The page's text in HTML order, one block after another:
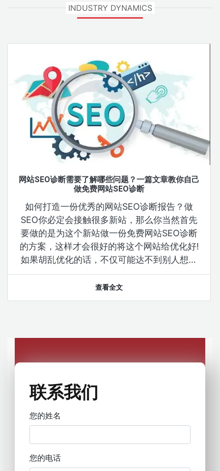
INDUSTRY DYNAMICS
如何做SEO竞争对手分析？竞争对手免费分析工具能
够帮您提供策略！
我们在做SEO竞争对手分析的时候，经常会谈
论一件事情，那就是知己知彼竞争对手网站的
问题！特别是做SEO竞争对手分析，那将是一
件浪费时间、人力、成本的大事！怎么节省时
间提高我们的SEO竞争对手分析速度呢，你可
以使用这款：竞争对手免费分析工具
查看全文
联系我们
您的姓名
您的电话